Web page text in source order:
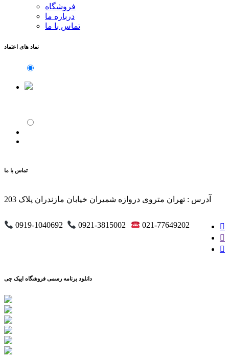
فروشگاه
درباره ما
تماس با ما
نماد های اعتماد
تماس با ما
آدرس : تهران متروی دروازه شمیران خیابان مازندران پلاک 203
0919-1040692 0921-3815002 021-77649202
دانلود برنامه رسمی فروشگاه ایپک چی